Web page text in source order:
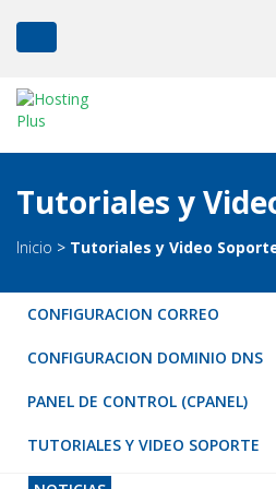
Tutoriales y
Inicio > Tutoriales y Video
CONFIGURACION CORREO
CONFIGURACION DOMINIO DNS
PANEL DE CONTROL (CPANEL)
TUTORIALES Y VIDEO SOPORTE
NOTICIAS
Nuevas herramientas de